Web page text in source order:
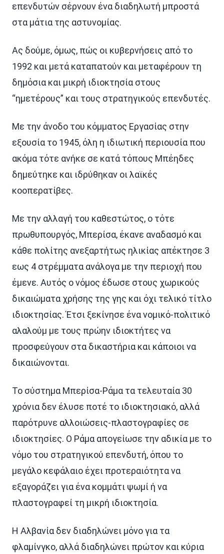
επενδυτών σέρνουν ένα διαδηλωτή μπροστά
στα μάτια της αστυνομίας.
Ας δούμε, όμως, πώς οι κυβερνήσεις από το
1992 και μετά καταπατούν και μεταφέρουν τη
δημόσια και μικρή ιδιοκτησία στους
“ημετέρους” και τους στρατηγικούς επενδυτές.
Με την άνοδο του κόμματος Εργασίας στην
εξουσία το 1945, όλη η ιδιωτική περιουσία που
ακόμα τότε ανήκε σε κατά τόπους Μπέηδες
δημεύτηκε και ιδρύθηκαν οι λαϊκές
κοοπερατίβες.
Με την αλλαγή του καθεστώτος, ο τότε
πρωθυπουργός, Μπερίσα, έκανε αναδασμό και
κάθε πολίτης ανεξαρτήτως ηλικίας απέκτησε 3
εως 4 στρέμματα ανάλογα με την περιοχή που
έμενε. Αυτός ο νόμος έδωσε στους χωρικούς
δικαιώματα χρήσης της γης και όχι τελικό τίτλο
ιδιοκτησίας. Έτσι ξεκίνησε ένα νομικό-πολιτικό
αλαλούμ με τους πρώην ιδιοκτήτες να
προσφεύγουν στα δικαστήρια και κάποιοι να
δικαιώνονται.
Το σύστημα Μπερίσα-Ράμα τα τελευταία 30
χρόνια δεν έλυσε ποτέ το ιδιοκτησιακό, αλλά
παρότρυνε αλλοιώσεις-πλαστογραφίες σε
ιδιοκτησίες. Ο Ράμα απογείωσε την αδικία με το
νόμο του στρατηγικού επενδυτή, όπου το
μεγάλο κεφάλαιο έχει προτεραιότητα να
εξαγοράζει για ένα κομμάτι ψωμί ή να
πλαστογραφεί τη μικρή ιδιοκτησία.
Η Αλβανία δεν διαδηλώνει μόνο για τα
φλαμίνγκο, αλλά διαδηλώνει πρώτον και κύρια